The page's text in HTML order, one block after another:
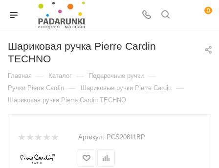
0
Шариковая ручка Pierre Cardin
TECHNO
Главная — Каталог — Подарочные ручки —
Ручки Pierre Cardin — Шариковые ручки Pierre Cardin —
Шариковая ручка Pierre Cardin TECHNO
Артикул: PCS20811BP